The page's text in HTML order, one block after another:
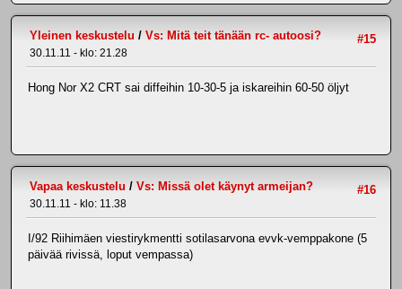
#15
Yleinen keskustelu / Vs: Mitä teit tänään rc- autoosi?
30.11.11 - klo: 21.28
Hong Nor X2 CRT sai diffeihin 10-30-5 ja iskareihin 60-50 öljyt
#16
Vapaa keskustelu / Vs: Missä olet käynyt armeijan?
30.11.11 - klo: 11.38
I/92 Riihimäen viestirykmentti sotilasarvona evvk-vemppakone (5
päivää rivissä, loput vempassa)